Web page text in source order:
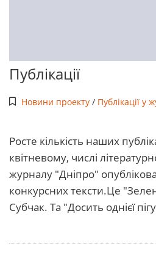
Публікації
Новини проекту/ Публікації у
Росте кількість наших
квітневому, числі
журналу "Дніпро"
конкурсних тексти.Це
Субчак. Та "Досить однієї